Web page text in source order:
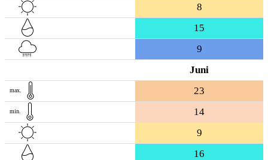
8
15
9
Juni
max. 23
min.
14
9
16